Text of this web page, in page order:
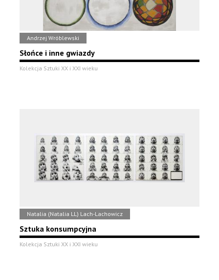
Andrzej Wróblewski
Słońce i inne gwiazdy
Kolekcja Sztuki XX i XXI wieku
Natalia (Natalia LL) Lach-Lachowicz
Sztuka konsumpcyjna
Kolekcja Sztuki XX i XXI wieku